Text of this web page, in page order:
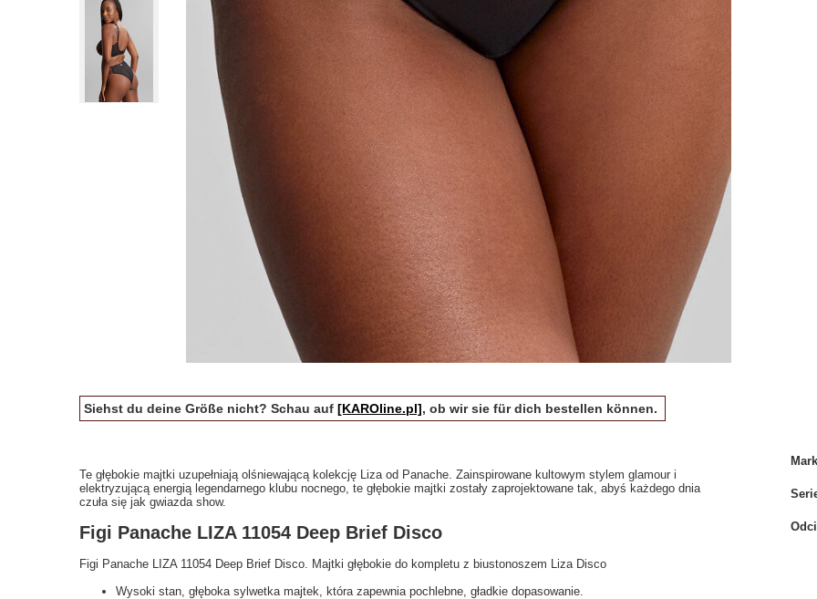
Siehst du deine Größe nicht? Schau auf [KAROline.pl], ob wir sie für dich bestellen können.
Te głębokie majtki uzupełniają olśniewającą kolekcję Liza od Panache. Zainspirowane kultowym stylem glamour i
elektryzującą energią legendarnego klubu nocnego, te głębokie majtki zostały zaprojektowane tak, abyś każdego dnia
czuła się jak gwiazda show.
Figi Panache LIZA 11054 Deep Brief Disco
Figi Panache LIZA 11054 Deep Brief Disco. Majtki głębokie do kompletu z biustonoszem Liza Disco
Wysoki stan, głęboka sylwetka majtek, która zapewnia pochlebne, gładkie dopasowanie.